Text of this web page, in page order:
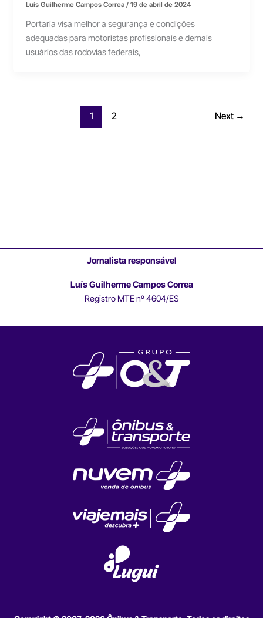
Luís Guilherme Campos Correa/19 de abril de 2024
Portaria visa melhor a segurança e condições
adequadas para motoristas profissionais e demais
usuários das rodovias federais,
1 2 Next →
Jornalista responsável
Luís Guilherme Campos Correa
Registro MTE nº 4604/ES